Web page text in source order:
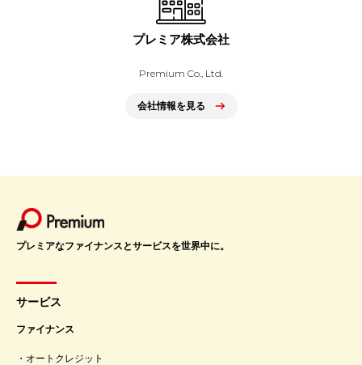
プレミア株式会社
Premium Co., Ltd.
会社情報を見る
プレミアなファイナンスとサービスを世界中に。
サービス
ファイナンス
オートクレジット